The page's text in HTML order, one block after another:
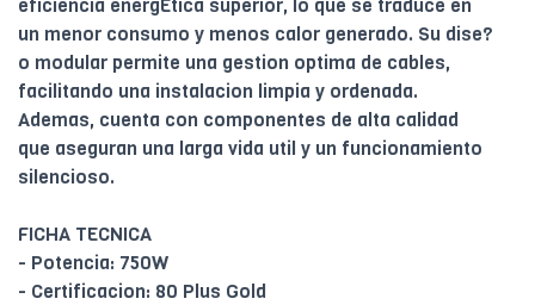
eficiencia energEtica superior, lo que se traduce en
un menor consumo y menos calor generado. Su dise?
o modular permite una gestion optima de cables,
facilitando una instalacion limpia y ordenada.
Ademas, cuenta con componentes de alta calidad
que aseguran una larga vida util y un funcionamiento
silencioso.
FICHA TECNICA
- Potencia: 750W
- Certificacion: 80 Plus Gold